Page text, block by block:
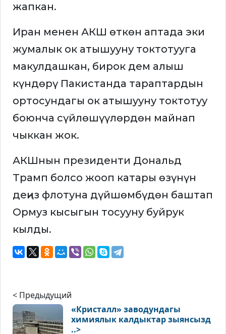
жапкан.
Иран менен АКШ өткөн аптада эки
жумалык ок атышууну токтотууга
макулдашкан, бирок дем алыш
күндөрү Пакистанда тараптардын
ортосундагы ок атышууну токтотуу
боюнча сүйлөшүүлөрдөн майнап
чыккан жок.
АКШнын президенти Дональд
Трамп болсо жооп катары өзүнүн
деңиз флотуна дүйшөмбүдөн баштап
Ормуз кысыгын тосууну буйрук
кылды.
< Предыдущий
«Кристалл» заводундагы
химиялык калдыктар зыянсызд
..>